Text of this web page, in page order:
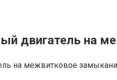
двигатель на